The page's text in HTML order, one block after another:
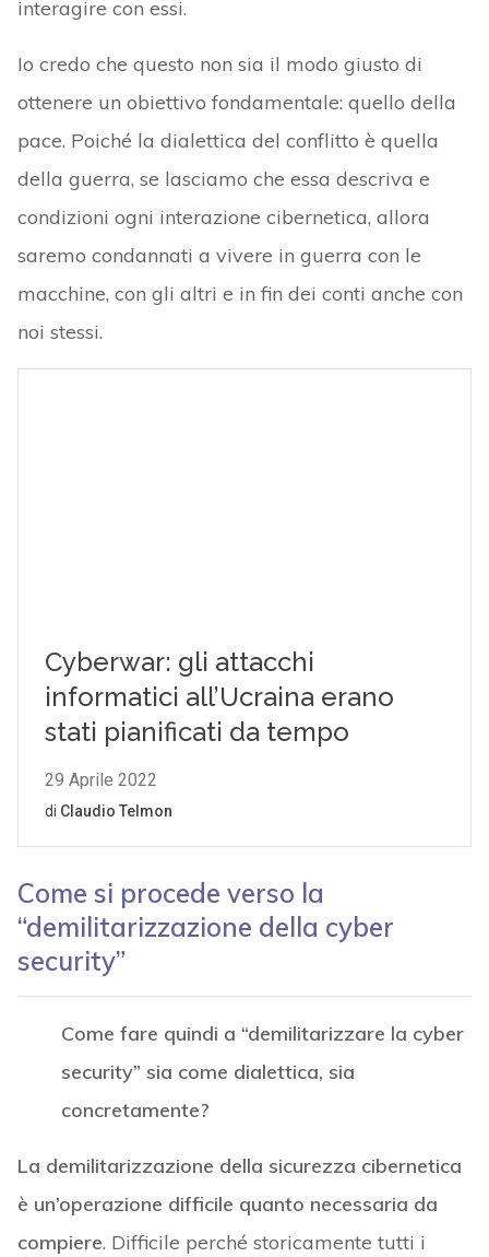
interagire con essi.
Io credo che questo non sia il modo giusto di
ottenere un obiettivo fondamentale: quello della
pace. Poiché la dialettica del conflitto è quella
della guerra, se lasciamo che essa descriva e
condizioni ogni interazione cibernetica, allora
saremo condannati a vivere in guerra con le
macchine, con gli altri e in fin dei conti anche con
noi stessi.
Come si procede verso la
“demilitarizzazione della cyber
security”
Come fare quindi a “demilitarizzare la cyber
security” sia come dialettica, sia
concretamente?
La demilitarizzazione della sicurezza cibernetica
è un’operazione difficile quanto necessaria da
compiere. Difficile perché storicamente tutti i